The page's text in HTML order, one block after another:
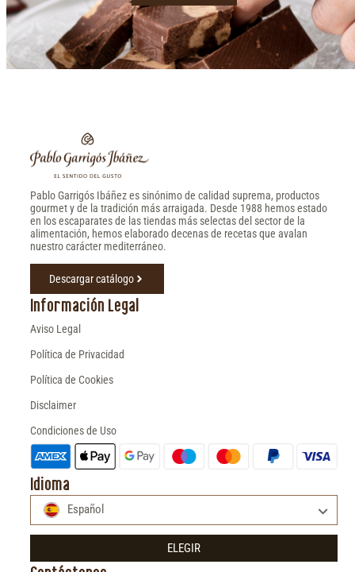
Pablo Garrigós Ibáñez es sinónimo de calidad suprema, productos
gourmet y de la tradición más arraigada. Desde 1988 hemos estado
en los escaparates de las tiendas más selectas del sector de la
alimentación, hemos elaborado decenas de recetas que avalan
nuestro carácter mediterráneo.
Descargar catálogo
Información Legal
Aviso Legal
Política de Privacidad
Política de Cookies
Disclaimer
Condiciones de Uso
Idioma
Español
ELEGIR